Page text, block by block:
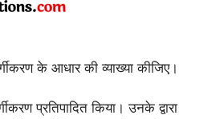
के आधार की व्याख्या कीजिए।
प्रतिपादित किया। उनके द्वारा